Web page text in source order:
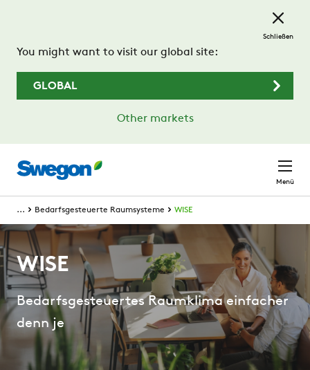
You might want to visit our global site:
GLOBAL
Other markets
Schließen
Menü
... Bedarfsgesteuerte Raumsysteme WISE
WISE
Bedarfsgesteuertes Raumklima einfacher
denn je